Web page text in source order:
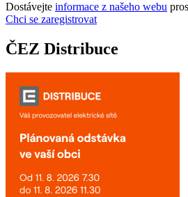
Dostávejte informace z našeho webu
Chci se zaregistrovat
ČEZ Distribuce